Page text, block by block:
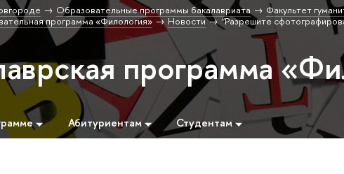
Образовательные программы бакалавриата
Факультет
программа «Филология» Новости “Разрешите
программа
Абитуриентам Студентам